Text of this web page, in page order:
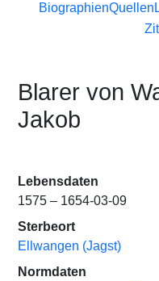
BiographienQuellen
Blarer von
Jakob
Lebensdaten
1575 – 1654-03-09
Sterbeort
Ellwangen (Jagst)
Normdaten